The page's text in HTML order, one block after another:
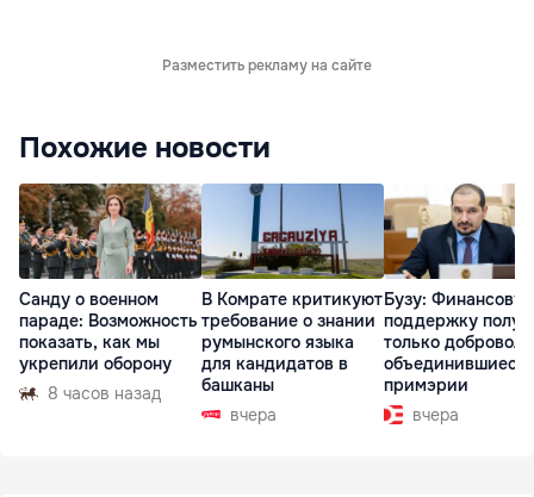
Разместить рекламу на сайте
Похожие новости
Санду о военном
параде: Возможность
показать, как мы
укрепили оборону
8 часов назад
В Комрате критикуют
требование о знании
румынского языка
для кандидатов в
башканы
вчера
Бузу:
поддержку
только
объединившиеся
примэрии
вчера